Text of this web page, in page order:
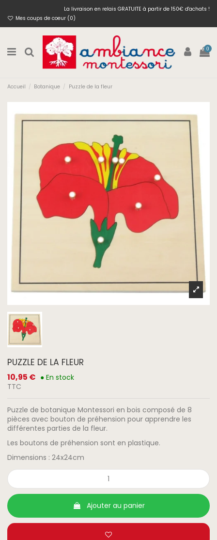
La livraison en relais GRATUITE à partir de 150€ d'achats !
Mes coups de coeur (0)
0
Accueil Botanique Puzzle de la fleur
PUZZLE DE LA FLEUR
10,95 € ● En stock
TTC
Puzzle de botanique Montessori en bois composé de 8
pièces avec bouton de préhension pour apprendre les
différentes parties de la fleur.
Les boutons de préhension sont en plastique.
Dimensions : 24x24cm
Ajouter au panier